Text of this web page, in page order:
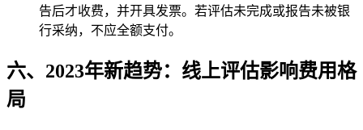
告后才收费，并开具发票。若评估未完成或报告未被银
行采纳，不应全额支付。
六、2023年新趋势：线上评估影响费用格
局